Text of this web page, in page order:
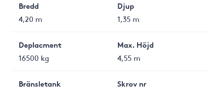
Bredd
4,20 m
Djup
1,35 m
Deplacment
16500 kg
Max. Höjd
4,55 m
Bränsletank
Skrov nr